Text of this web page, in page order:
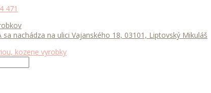
471
sa nachádza na ulici Vajanského 18, 03101, Liptovský Mikuláš